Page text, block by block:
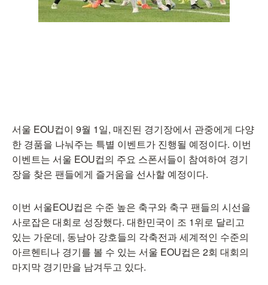
서울 EOU컵이 9월 1일, 매진된 경기장에서 관중에게 다양
한 경품을 나눠주는 특별 이벤트가 진행될 예정이다. 이번
이벤트는 서울 EOU컵의 주요 스폰서들이 참여하여 경기
장을 찾은 팬들에게 즐거움을 선사할 예정이다.
이번 서울EOU컵은 수준 높은 축구와 축구 팬들의 시선을
사로잡은 대회로 성장했다. 대한민국이 조 1위로 달리고
있는 가운데, 동남아 강호들의 각축전과 세계적인 수준의
아르헨티나 경기를 볼 수 있는 서울 EOU컵은 2회 대회의
마지막 경기만을 남겨두고 있다.